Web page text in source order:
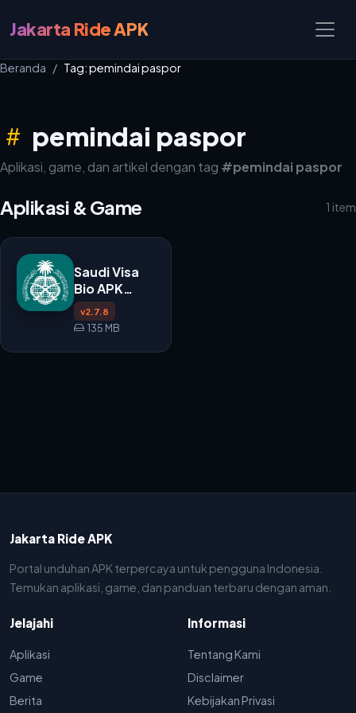
Jakarta Ride APK
Beranda Tag: pemindai paspor
pemindai paspor
Aplikasi, game, dan artikel dengan tag #pemindai paspor
Aplikasi & Game 1 item
Saudi Visa
Bio APK
v2.7.8
v2.7.8
135 MB
Jakarta Ride APK
Portal unduhan APK terpercaya untuk pengguna Indonesia.
Temukan aplikasi, game, dan panduan terbaru dengan aman.
Jelajahi
Aplikasi
Game
Berita
Informasi
Tentang Kami
Disclaimer
Kebijakan Privasi